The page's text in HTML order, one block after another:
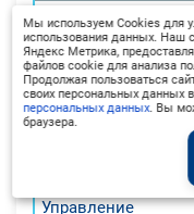
Промежуточная
аттестация
11. Маркетинг
кредитных услуг
Управление
Мы используем Cookies для
использования данных. Наш
Яндекс Метрика,
файлов cookie для анализа
Продолжая пользоваться
своих персональных данных
персональных данных. Вы
браузера.